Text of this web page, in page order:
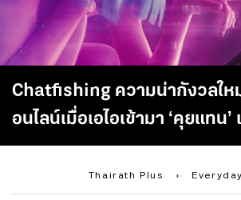
Chatfishing ความน่ากังวลให
อนไลน์เมื่อเอไอเข้ามา ‘คุยแทน’
Thairath Plus ›